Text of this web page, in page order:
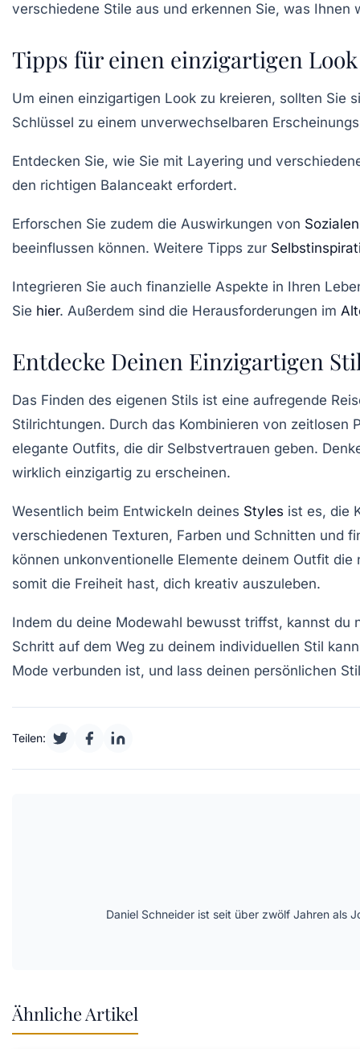
verschiedene Stile aus und erkennen Sie, was Ihnen
Tipps für einen einzigartigen Look
Um einen einzigartigen Look zu kreieren, sollten Sie
Schlüssel zu einem unverwechselbaren
Entdecken Sie, wie Sie mit Layering und
den richtigen Balanceakt erfordert.
Erforschen Sie zudem die Auswirkungen von
beeinflussen können. Weitere Tipps zur
Integrieren Sie auch finanzielle Aspekte in Ihren
Sie hier. Außerdem sind die Herausforderungen im
Entdecke Deinen Einzigartigen
Das Finden des eigenen Stils ist eine aufregende
Stilrichtungen. Durch das Kombinieren von zeitlosen
elegante Outfits, die dir Selbstvertrauen geben.
wirklich einzigartig zu erscheinen.
Wesentlich beim Entwickeln deines Styles ist es, die
verschiedenen Texturen, Farben und Schnitten und
können unkonventionelle Elemente deinem Outfit
somit die Freiheit hast, dich kreativ auszuleben.
Indem du deine Modewahl bewusst triffst, kannst du
Schritt auf dem Weg zu deinem individuellen Stil
Mode verbunden ist, und lass deinen persönlichen
Teilen:
Daniel Schneider ist seit über zwölf Jahren als
Ähnliche Artikel